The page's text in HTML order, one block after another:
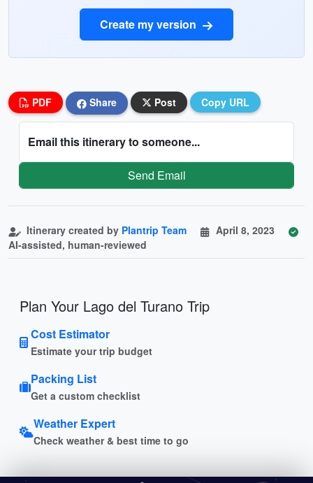
Create my version
PDF Share Post Copy URL
Email this itinerary to someone...
Send Email
Itinerary created by Plantrip Team
April 8, 2023
AI-assisted, human-reviewed
Plan Your Lago del Turano Trip
Cost Estimator
Estimate your trip budget
Packing List
Get a custom checklist
Weather Expert
Check weather & best time to go